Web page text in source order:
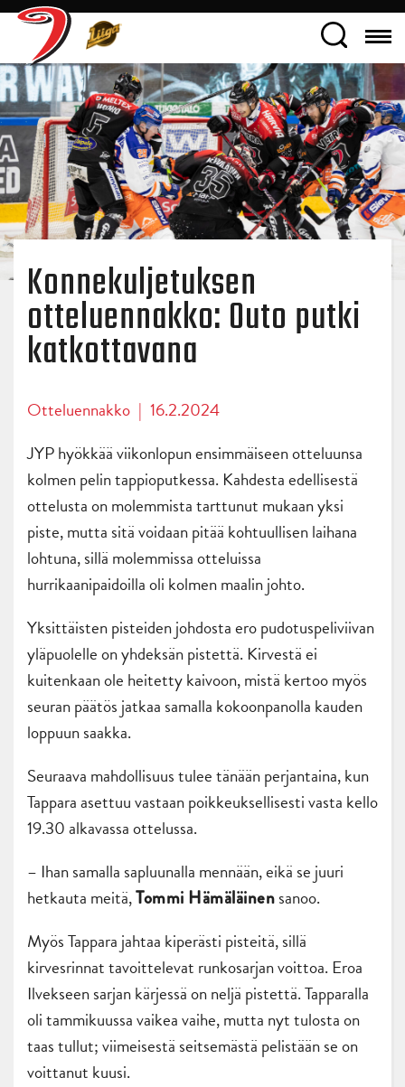
Konnekuljetuksen
otteluennakko: Outo putki
katkottavana
Otteluennakko | 16.2.2024
JYP hyökkää viikonlopun ensimmäiseen otteluunsa
kolmen pelin tappioputkessa. Kahdesta edellisestä
ottelusta on molemmista tarttunut mukaan yksi
piste, mutta sitä voidaan pitää kohtuullisen laihana
lohtuna, sillä molemmissa otteluissa
hurrikaanipaidoilla oli kolmen maalin johto.
Yksittäisten pisteiden johdosta ero pudotuspeliviivan
yläpuolelle on yhdeksän pistettä. Kirvestä ei
kuitenkaan ole heitetty kaivoon, mistä kertoo myös
seuran päätös jatkaa samalla kokoonpanolla kauden
loppuun saakka.
Seuraava mahdollisuus tulee tänään perjantaina, kun
Tappara asettuu vastaan poikkeuksellisesti vasta kello
19.30 alkavassa ottelussa.
– Ihan samalla sapluunalla mennään, eikä se juuri
hetkauta meitä,Tommi Hämäläinensanoo.
Myös Tappara jahtaa kiperästi pisteitä, sillä
kirvesrinnat tavoittelevat runkosarjan voittoa. Eroa
Ilvekseen sarjan kärjessä on neljä pistettä. Tapparalla
oli tammikuussa vaikea vaihe, mutta nyt tulosta on
taas tullut; viimeisestä seitsemästä pelistään se on
voittanut kuusi.